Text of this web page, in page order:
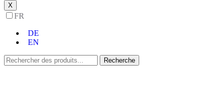
X
FR
DE
EN
Recherche